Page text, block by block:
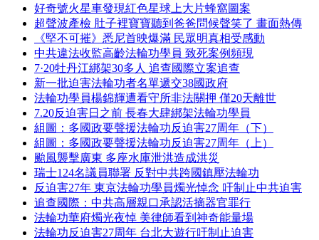
好奇號火星車發現紅色星球上大片蜂窩圖案
超聲波產檢 肚子裡寶寶聽到爸爸問候聲笑了 畫面熱傳
《堅不可摧》悉尼首映爆滿 民眾明真相受感動
中共違法收監高齡法輪功學員 致死案例頻現
7·20牡丹江綁架30多人 追查國際立案追查
新一批迫害法輪功者名單遞交38國政府
法輪功學員楊錦輝遭看守所非法關押 僅20天離世
7.20反迫害日之前 長春大肆綁架法輪功學員
組圖：多國政要聲援法輪功反迫害27周年（下）
組圖：多國政要聲援法輪功反迫害27周年（上）
颱風襲擊廣東 多座水庫泄洪造成洪災
瑞士124名議員聯署 反對中共跨國鎮壓法輪功
反迫害27年 東京法輪功學員燭光悼念 吁制止中共迫害
追查國際：中共高層親口承認活摘器官罪行
法輪功華府燭光夜悼 美律師看到神奇能量場
法輪功反迫害27周年 台北大遊行吁制止迫害